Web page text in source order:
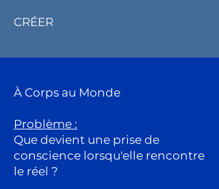
CRÉER
À Corps au Monde
Problème :
Que devient une prise de
conscience lorsqu'elle rencontre
le réel ?